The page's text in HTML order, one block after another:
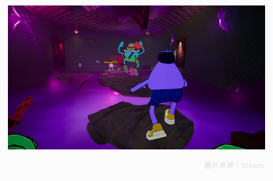
圖片來源：Steam